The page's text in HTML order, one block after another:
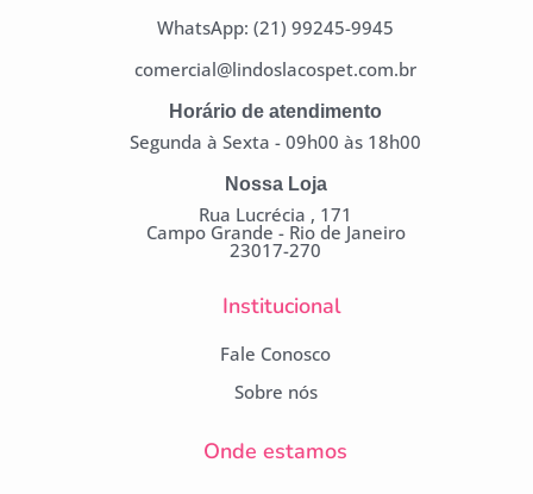
WhatsApp: (21) 99245-9945
comercial@lindoslacospet.com.br
Horário de atendimento
Segunda à Sexta - 09h00 às 18h00
Nossa Loja
Rua Lucrécia , 171
Campo Grande - Rio de Janeiro
23017-270
Institucional
Fale Conosco
Sobre nós
Onde estamos
sucesso!
Voltar